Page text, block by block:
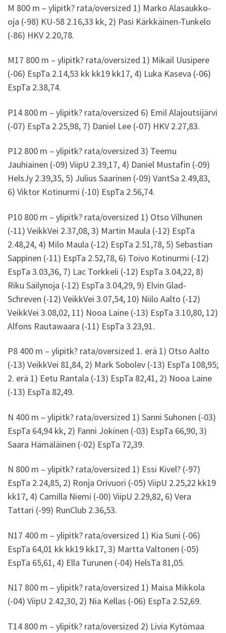
M 800 m – ylipitk? rata/oversized 1) Marko Alasaukko-
oja (-98) KU-58 2.16,33 kk, 2) Pasi Kärkkäinen-Tunkelo
(-86) HKV 2.20,78.
M17 800 m – ylipitk? rata/oversized 1) Mikail Uusipere
(-06) EspTa 2.14,53 kk kk19 kk17, 4) Luka Kaseva (-06)
EspTa 2.38,74.
P14 800 m – ylipitk? rata/oversized 6) Emil Alajoutsijärvi
(-07) EspTa 2.25,98, 7) Daniel Lee (-07) HKV 2.27,83.
P12 800 m – ylipitk? rata/oversized 3) Teemu
Jauhiainen (-09) ViipU 2.39,17, 4) Daniel Mustafin (-09)
HelsJy 2.39,35, 5) Julius Saarinen (-09) VantSa 2.49,83,
6) Viktor Kotinurmi (-10) EspTa 2.56,74.
P10 800 m – ylipitk? rata/oversized 1) Otso Vilhunen
(-11) VeikkVei 2.37,08, 3) Martin Maula (-12) EspTa
2.48,24, 4) Milo Maula (-12) EspTa 2.51,78, 5) Sebastian
Sappinen (-11) EspTa 2.52,78, 6) Toivo Kotinurmi (-12)
EspTa 3.03,36, 7) Lac Torkkeli (-12) EspTa 3.04,22, 8)
Riku Säilynoja (-12) EspTa 3.04,29, 9) Elvin Glad-
Schreven (-12) VeikkVei 3.07,54, 10) Niilo Aalto (-12)
VeikkVei 3.08,02, 11) Nooa Laine (-13) EspTa 3.10,80, 12)
Alfons Rautawaara (-11) EspTa 3.23,91.
P8 400 m – ylipitk? rata/oversized 1. erä 1) Otso Aalto
(-13) VeikkVei 81,84, 2) Mark Sobolev (-13) EspTa 108,95;
2. erä 1) Eetu Rantala (-13) EspTa 82,41, 2) Nooa Laine
(-13) EspTa 82,49.
N 400 m – ylipitk? rata/oversized 1) Sanni Suhonen (-03)
EspTa 64,94 kk, 2) Fanni Jokinen (-03) EspTa 66,90, 3)
Saara Hämäläinen (-02) EspTa 72,39.
N 800 m – ylipitk? rata/oversized 1) Essi Kivel? (-97)
EspTa 2.24,85, 2) Ronja Orivuori (-05) ViipU 2.25,22 kk19
kk17, 4) Camilla Niemi (-00) ViipU 2.29,82, 6) Vera
Tattari (-99) RunClub 2.36,53.
N17 400 m – ylipitk? rata/oversized 1) Kia Suni (-06)
EspTa 64,01 kk kk19 kk17, 3) Martta Valtonen (-05)
EspTa 65,61, 4) Ella Turunen (-04) HelsTa 81,05.
N17 800 m – ylipitk? rata/oversized 1) Maisa Mikkola
(-04) ViipU 2.42,30, 2) Nia Kellas (-06) EspTa 2.52,69.
T14 800 m – ylipitk? rata/oversized 2) Livia Kytömaa